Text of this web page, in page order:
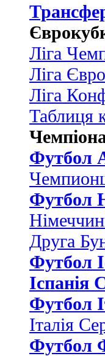
Ліга
Ліга
Ліга
Таблиця
Футбол
Футбол
Друга
Футбол
Іспанія
Футбол
Італія
Футбол